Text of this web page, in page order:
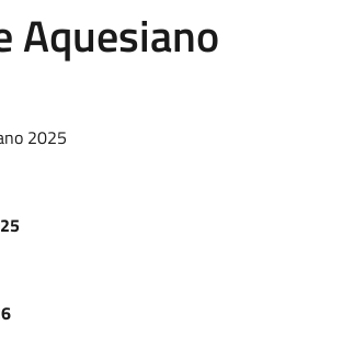
Aquesiano
2025